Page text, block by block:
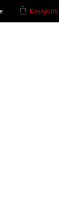
Koszyk (0)